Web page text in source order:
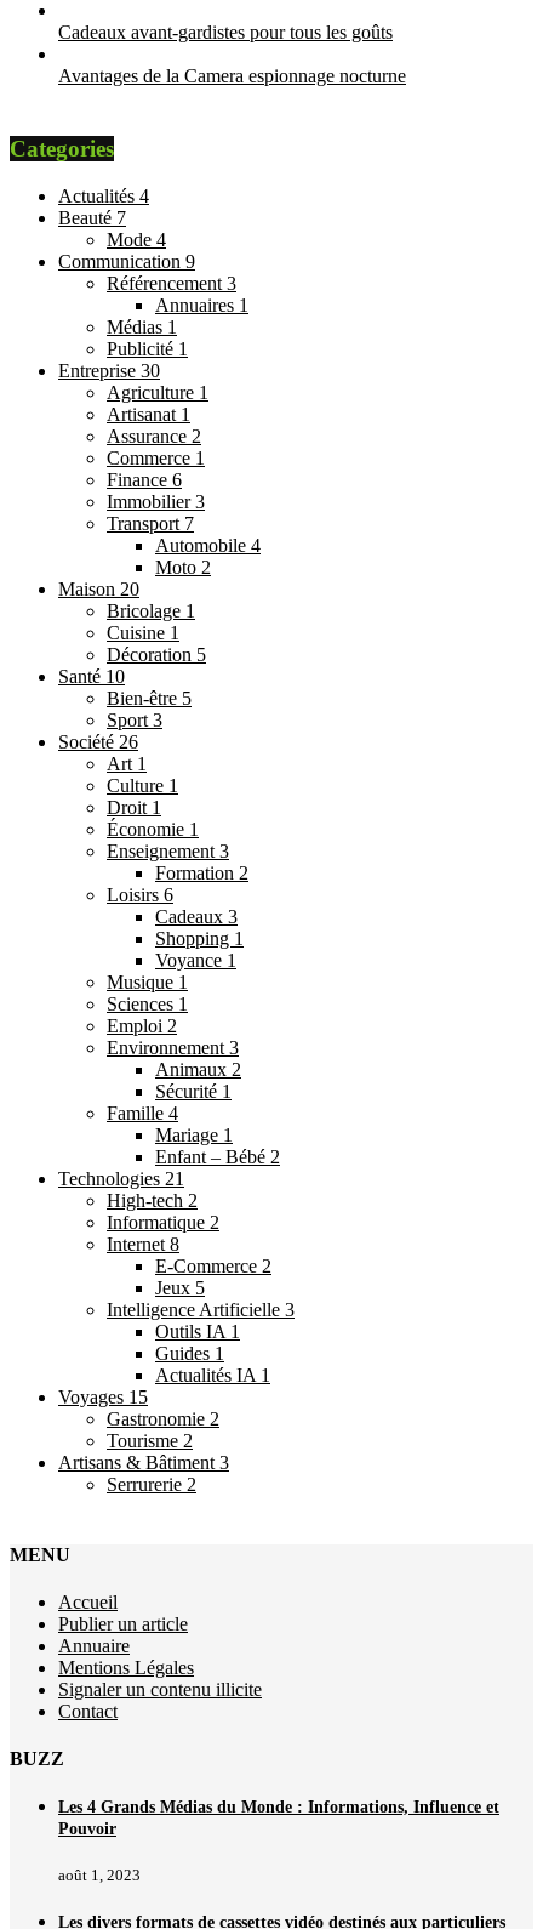
Cadeaux avant-gardistes pour tous les goûts
Avantages de la Camera espionnage nocturne
Categories
Actualités 4
Beauté 7
Mode 4
Communication 9
Référencement 3
Annuaires 1
Médias 1
Publicité 1
Entreprise 30
Agriculture 1
Artisanat 1
Assurance 2
Commerce 1
Finance 6
Immobilier3
Transport 7
Automobile 4
Moto 2
Maison 20
Bricolage 1
Cuisine 1
Décoration 5
Santé 10
Bien-être 5
Sport 3
Société 26
Art 1
Culture 1
Droit 1
Économie 1
Enseignement 3
Formation 2
Loisirs 6
Cadeaux 3
Shopping 1
Voyance 1
Musique 1
Sciences 1
Emploi 2
Environnement 3
Animaux 2
Sécurité 1
Famille 4
Mariage 1
Enfant – Bébé 2
Technologies 21
High-tech 2
Informatique 2
Internet 8
E-Commerce 2
Jeux 5
Intelligence Artificielle 3
Outils IA 1
Guides 1
Actualités IA 1
Voyages 15
Gastronomie 2
Tourisme 2
Artisans & Bâtiment 3
Serrurerie 2
MENU
Accueil
Publier un article
Annuaire
Mentions Légales
Signaler un contenu illicite
Contact
BUZZ
Les 4 Grands Médias du Monde : Informations, Influence et
Pouvoir
août 1, 2023
Les divers formats de cassettes vidéo destinés aux particuliers